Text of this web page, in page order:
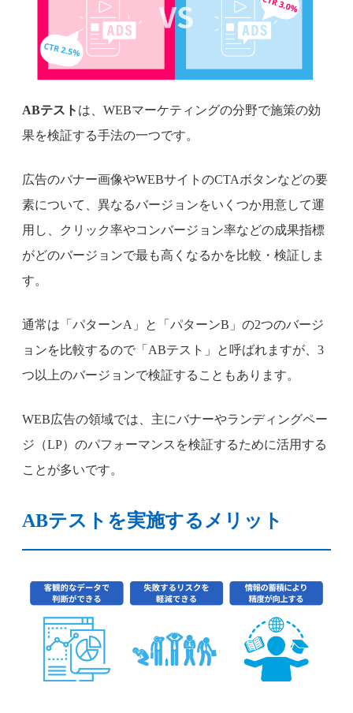
ABテスト は、WEBマーケティングの分野で施策の効
果を検証する手法の一つです。
広告のバナー画像やWEBサイトのCTAボタンなどの要
素について、異なるバージョンをいくつか用意して運
用し、クリック率やコンバージョン率などの成果指標
がどのバージョンで最も高くなるかを比較・検証しま
す。
通常は「パターンA」と「パターンB」の2つのバージ
ョンを比較するので「ABテスト」と呼ばれますが、3
つ以上のバージョンで検証することもあります。
WEB広告の領域では、主にバナーやランディングペー
ジ（LP）のパフォーマンスを検証するために活用する
ことが多いです。
ABテストを実施するメリット